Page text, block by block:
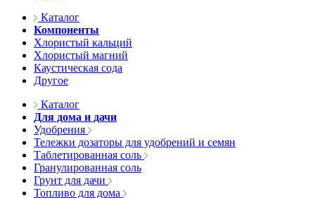
Каталог
Компоненты
Хлористый кальций
Хлористый магний
Каустическая сода
Другое
Каталог
Для дома и дачи
Удобрения
Тележки дозаторы для удобрений и семян
Таблетированная соль
Гранулированная соль
Грунт для дачи
Топливо для дома